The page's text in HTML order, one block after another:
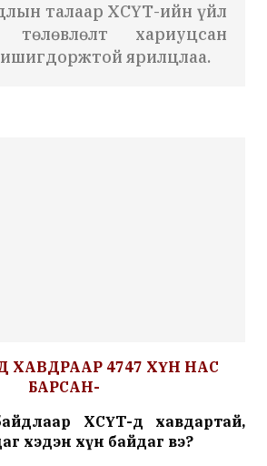
талаар ХСҮТ-ийн үйл
төлөвлөлт хариуцсан
ярилцлаа.
ХАВДРААР 4747 ХҮН НАС
БАРСАН-
ХСҮТ-д хавдартай,
хэдэн хүн байдаг вэ?